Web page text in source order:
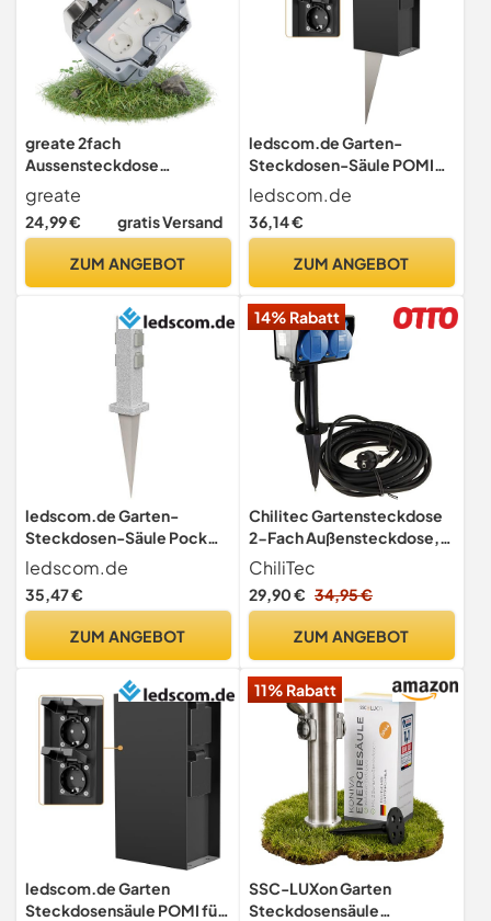
greate 2fach
Aussensteckdose
wasserdicht mit Schalter
für Garten
greate
24,99 € gratis Versand
ZUM ANGEBOT
ledscom.de Garten-
Steckdosen-Säule POMI
mit Erdspieß für außen,
IP44, 4-fach, schwarz,
eckig, 23cm
ledscom.de
36,14 €
ZUM ANGEBOT
ledscom.de Garten-
Steckdosen-Säule Pock
mit Erdspieß für außen, 4-
Fach, Stein-Optik, eckig,
39,5cm
ledscom.de
35,47 €
ZUM ANGEBOT
14% Rabatt
Chilitec Gartensteckdose
2-Fach Außensteckdose,
10m Kabel
ChiliTec
29,90 € 34,95 €
ZUM ANGEBOT
ledscom.de Garten
Steckdosensäule POMI für
11% Rabatt
SSC-LUXon Garten
Steckdosensäule